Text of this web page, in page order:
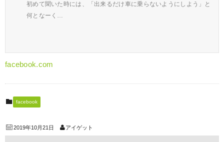
初めて聞いた時には、「出来るだけ車に乗らないようにしよう」と
何となーく…
facebook.com
facebook
2019年10月21日 アイゲット